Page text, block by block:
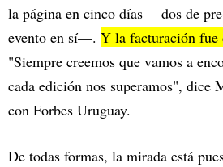
la página en cinco días —dos de
evento en sí—. Y la facturación fue
"Siempre creemos que vamos a
cada edición nos superamos", dice
con Forbes Uruguay.
De todas formas, la mirada está